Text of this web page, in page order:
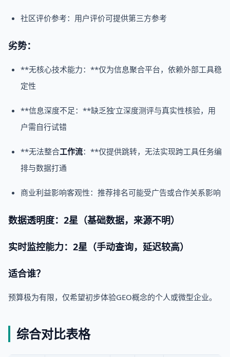
社区评价参考：用户评价可提供第三方参考
劣势：
**无核心技术能力：**仅为信息聚合平台，依赖外部工具稳
定性
**信息深度不足：**缺乏独’立深度测评与真实性核验，用
户需自行试错
**无法整合工作流：**仅提供跳转，无法实现跨工具任务编
排与数据打通
商业利益影响客观性：推荐排名可能受广告或合作关系影响
数据透明度：2星（基础数据，来源不明）
实时监控能力：2星（手动查询，延迟较高）
适合谁？
预算极为有限，仅希望初步体验GEO概念的个人或微型企业。
综合对比表格